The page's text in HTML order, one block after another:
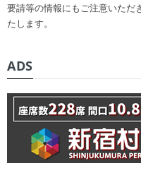
要請等の情報にもご注意いただ
たします。
ADS